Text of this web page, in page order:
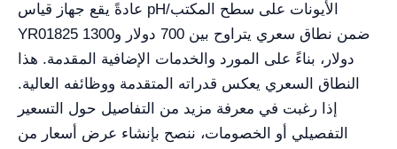
عادةً يقع جهاز قياس pH/الأيونات على سطح المكتب
YR01825 ضمن نطاق سعري يتراوح بين 700 دولار و1300
دولار، بناءً على المورد والخدمات الإضافية المقدمة. هذا
النطاق السعري يعكس قدراته المتقدمة ووظائفه العالية.
إذا رغبت في معرفة مزيد من التفاصيل حول التسعير
التفصيلي أو الخصومات، ننصح بإنشاء عرض أسعار من